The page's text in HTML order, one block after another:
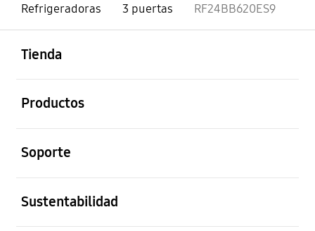
Refrigeradoras
3 puertas RF24BB620ES9
Tienda
Productos
Soporte
Sustentabilidad